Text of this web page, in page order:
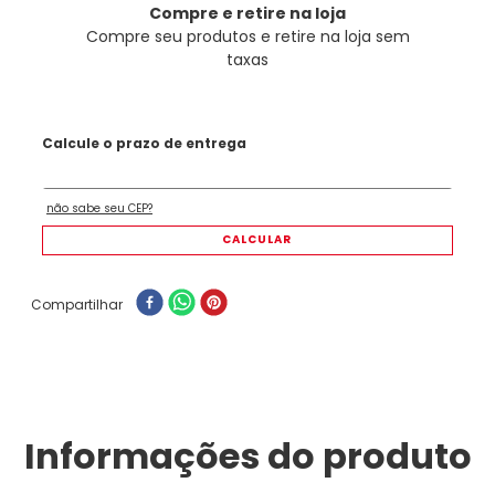
Compre e retire na loja
Compre seu produtos e retire na loja sem
taxas
Compartilhar
Informações do produto